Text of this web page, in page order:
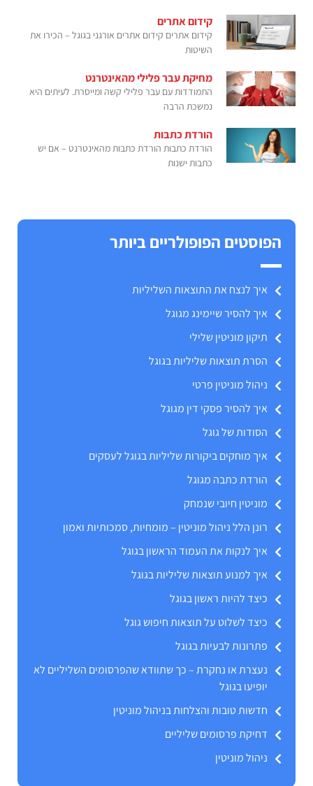
קידום אתרים
קידום אתרים קידום אתרים אורגני בגוגל – הכירו את
השיטות
מחיקת עבר פלילי מהאינטרנט
התמודדות עם עבר פלילי קשה ומייסרת. לעיתים היא
נמשכת הרבה
הורדת כתבות
הורדת כתבות הורדת כתבות מהאינטרנט – אם יש
כתבות ישנות
הפוסטים הפופולריים ביותר
איך לנצח את התוצאות השליליות
איך להסיר שיימינג מגוגל
תיקון מוניטין שלילי
הסרת תוצאות שליליות בגוגל
ניהול מוניטין פרטי
איך להסיר פסקי דין מגוגל
הסודות של גוגל
איך מוחקים ביקורות שליליות בגוגל לעסקים
הורדת כתבה מגוגל
מוניטין חיובי שנמחק
רונן הלל ניהול מוניטין – מומחיות, סמכותיות ואמון
איך לנקות את העמוד הראשון בגוגל
איך למנוע תוצאות שליליות בגוגל
כיצד להיות ראשון בגוגל
כיצד לשלוט על תוצאות חיפוש גוגל
פתרונות לבעיות בגוגל
נעצרת או נחקרת – כך שתוודא שהפרסומים השליליים לא
יופיעו בגוגל
חדשות טובות והצלחות בניהול מוניטין
דחיקת פרסומים שליליים
ניהול מוניטין